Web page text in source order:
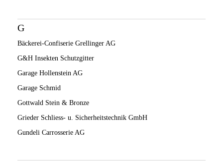
G
Bäckerei-Confiserie Grellinger AG
G&H Insekten Schutzgitter
Garage Hollenstein AG
Garage Schmid
Gottwald Stein & Bronze
Grieder Schliess- u. Sicherheitstechnik GmbH
Gundeli Carrosserie AG